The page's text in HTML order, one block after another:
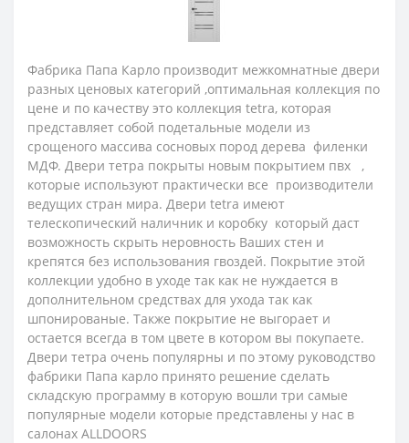
Фабрика Папа Карло производит межкомнатные двери
разных ценовых категорий ,оптимальная коллекция по
цене и по качеству это коллекция tetra, которая
представляет собой подетальные модели из
срощеного массива сосновых пород дерева филенки
МДФ. Двери тетра покрыты новым покрытием пвх ,
которые используют практически все производители
ведущих стран мира. Двери tetra имеют
телескопический наличник и коробку который даст
возможность скрыть неровность Ваших стен и
крепятся без использования гвоздей. Покрытие этой
коллекции удобно в уходе так как не нуждается в
дополнительном средствах для ухода так как
шпонированые. Также покрытие не выгорает и
остается всегда в том цвете в котором вы покупаете.
Двери тетра очень популярны и по этому руководство
фабрики Папа карло принято решение сделать
складскую программу в которую вошли три самые
популярные модели которые представлены у нас в
салонах ALLDOORS